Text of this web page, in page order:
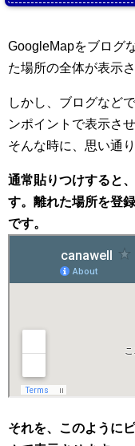
GoogleMapをブログ
た場所の全体が表示さ
しかし、ブログなど
ンポイントで表示さ
そんな時に、思い通
通常貼りつけすると
す。離れた場所を登
です。
それを、このように